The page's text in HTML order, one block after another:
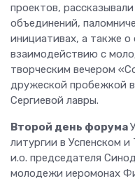
проектов,
объединений,
инициативах, а также
взаимодействию с
творческим вечером
дружеской пробежкой
Сергиевой лавры.
Второй день форума
литургии в Успенском
и.о. председателя
молодежи иеромонах